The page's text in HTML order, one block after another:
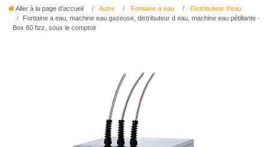
Aller à la page d’accueil Autre Fontaine a eau
Distributeur d'eau
Fontaine a eau, machine eau gazeuse, distributeur d eau, machine eau pétillante -
Box 60 fizz, sous le comptoir